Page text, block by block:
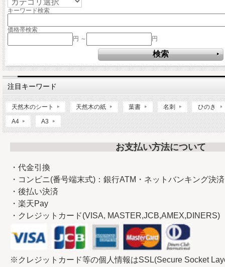
キーワード検索
価格帯検索
円 ～
円
注目キーワード
天然木のシート 天然木の紙 葉書 名刺 ひのき
A4 A3
お支払い方法について
・代金引換
・コンビニ(番号端末式)：銀行ATM・ネットバンキング決済
・後払い決済
・楽天Pay
・クレジットカード(VISA, MASTER,JCB,AMEX,DINERS)
※クレジットカード等の個人情報はSSL(Secure Socket